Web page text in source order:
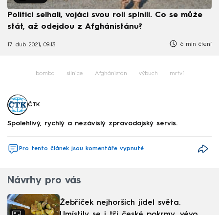
Politici selhali, vojáci svou roli splnili. Co se může
stát, až odejdou z Afghánistánu?
17. dub 2021, 09:13 6 min čtení
bomba silnice Afghánistán výbuch mrtví
ČTK
Spolehlivý, rychlý a nezávislý zpravodajský servis.
Pro tento článek jsou komentáře vypnuté
Návrhy pro vás
Žebříček nejhorších jídel světa.